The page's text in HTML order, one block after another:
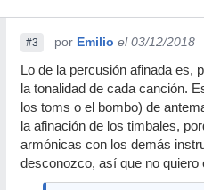
#3 por Emilio el 03/12/2018
Lo de la percusión afinada es,
la tonalidad de cada canción.
los toms o el bombo) de
la afinación de los timbales,
armónicas con los demás
desconozco, así que no quiero